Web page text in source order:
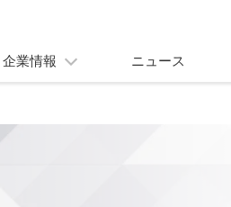
企業情報 ニュース